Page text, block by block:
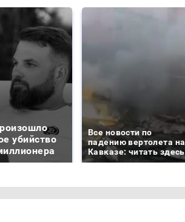
убийство
Все новости по
падению вертолета на
Кавказе: читать здесь